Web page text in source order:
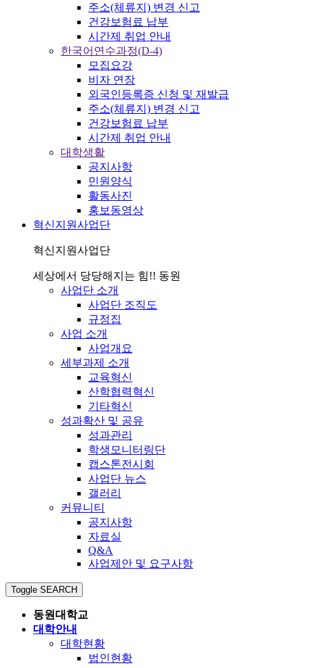
주소(체류지) 변경 신고
건강보험료 납부
시간제 취업 안내
한국어연수과정(D-4)
모집요강
비자 연장
외국인등록증 신청 및 재발급
주소(체류지) 변경 신고
건강보험료 납부
시간제 취업 안내
대학생활
공지사항
민원양식
활동사진
홍보동영상
혁신지원사업단
혁신지원사업단
세상에서 당당해지는 힘!! 동원
사업단 소개
사업단 조직도
규정집
사업 소개
사업개요
세부과제 소개
교육혁신
산학협력혁신
기타혁신
성과확산 및 공유
성과관리
학생모니터링단
캡스톤전시회
사업단 뉴스
갤러리
커뮤니티
공지사항
자료실
Q&A
사업제안 및 요구사항
Toggle SEARCH
동원대학교
대학안내
대학현황
법인현황